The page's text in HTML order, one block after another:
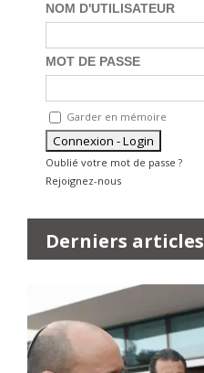
NOM D'UTILISATEUR
MOT DE PASSE
Garder en mémoire
Oublié votre mot de passe ?
Rejoignez-nous
Derniers articles